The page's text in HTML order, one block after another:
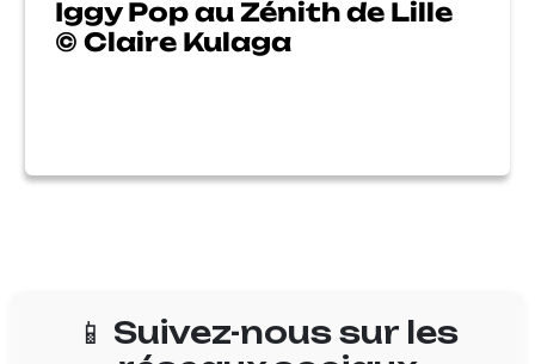
Iggy Pop au Zénith de Lille
© Claire Kulaga
📱 Suivez-nous sur les